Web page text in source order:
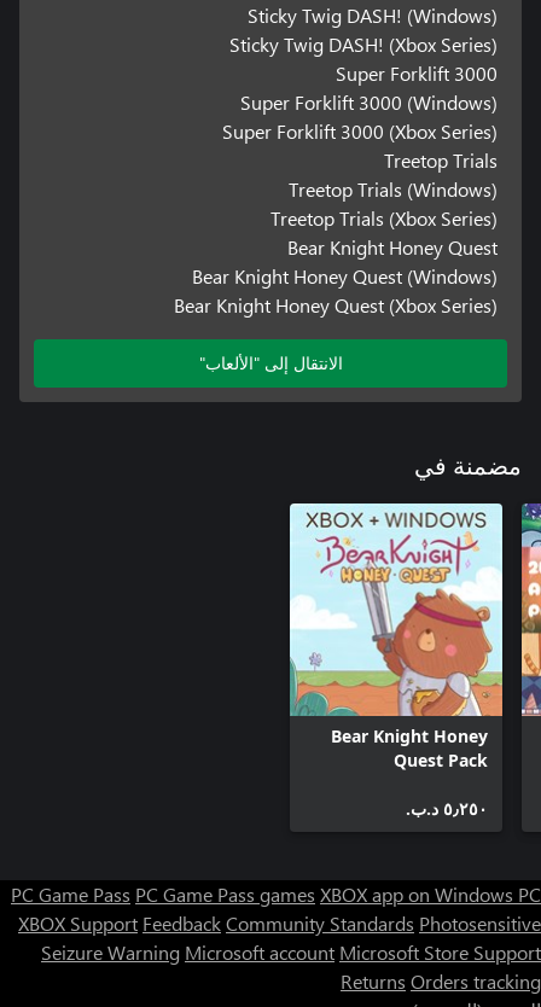
Sticky Twig DASH! (Windows)
Sticky Twig DASH! (Xbox Series)
Super Forklift 3000
Super Forklift 3000 (Windows)
Super Forklift 3000 (Xbox Series)
Treetop Trials
Treetop Trials (Windows)
Treetop Trials (Xbox Series)
Bear Knight Honey Quest
Bear Knight Honey Quest (Windows)
Bear Knight Honey Quest (Xbox Series)
الانتقال إلى "الألعاب"
مضمنة في
Bear Knight Honey
Quest Pack
٥٫٢٥٠ د.ب.‏
PC Game Pass PC Game Pass games XBOX app on Windows PC
XBOX Support FeedbackCommunity Standards Photosensitive
Seizure Warning Microsoft account Microsoft Store Support
Returns Orders tracking